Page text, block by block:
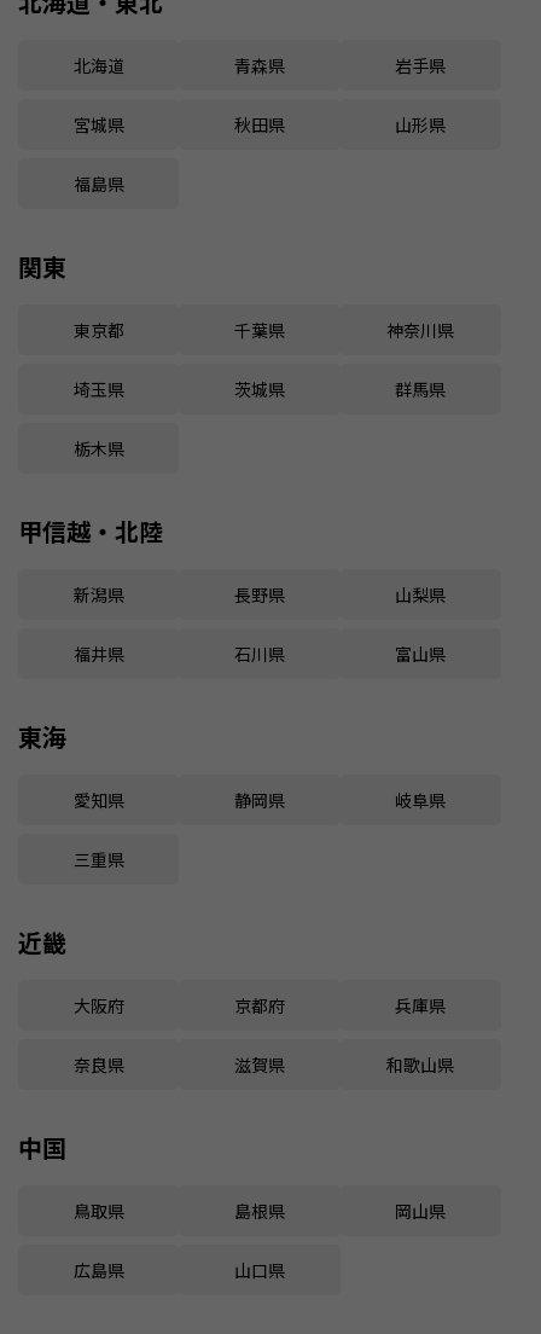
北海道 青森県 岩手県
宮城県 秋田県 山形県
福島県
関東
東京都 千葉県 神奈川県
埼玉県 茨城県 群馬県
栃木県
甲信越・北陸
新潟県 長野県 山梨県
福井県 石川県 富山県
東海
愛知県 静岡県 岐阜県
三重県
近畿
大阪府 京都府 兵庫県
奈良県 滋賀県 和歌山県
中国
鳥取県 島根県 岡山県
広島県 山口県